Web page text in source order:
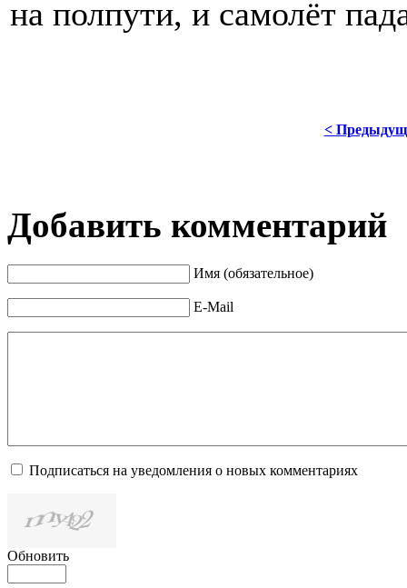
на полпути, и самолёт
<
Добавить комментарий
Имя (обязательное)
E-Mail
Подписаться на уведомления о новых комментариях
Обновить